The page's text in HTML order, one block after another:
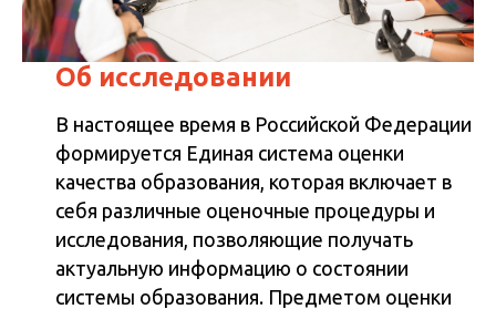
Об исследовании
В настоящее время в Российской Федерации
формируется Единая система оценки
качества образования, которая включает в
себя различные оценочные процедуры и
исследования, позволяющие получать
актуальную информацию о состоянии
системы образования. Предметом оценки